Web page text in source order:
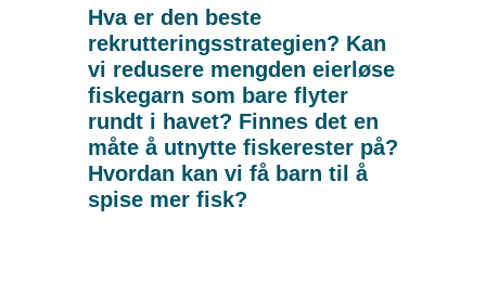
Hva er den beste
rekrutteringsstrategien? Kan
vi redusere mengden eierløse
fiskegarn som bare flyter
rundt i havet? Finnes det en
måte å utnytte fiskerester på?
Hvordan kan vi få barn til å
spise mer fisk?